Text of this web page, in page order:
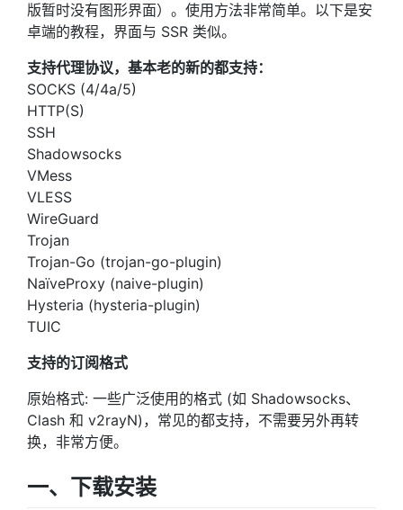
版暂时没有图形界面）。使用方法非常简单。以下是安
卓端的教程，界面与 SSR 类似。
支持代理协议，基本老的新的都支持：
SOCKS (4/4a/5)
HTTP(S)
SSH
Shadowsocks
VMess
VLESS
WireGuard
Trojan
Trojan-Go (trojan-go-plugin)
NaïveProxy (naive-plugin)
Hysteria (hysteria-plugin)
TUIC
支持的订阅格式
原始格式: 一些广泛使用的格式 (如 Shadowsocks、
Clash 和 v2rayN)，常见的都支持，不需要另外再转
换，非常方便。
一、下载安装